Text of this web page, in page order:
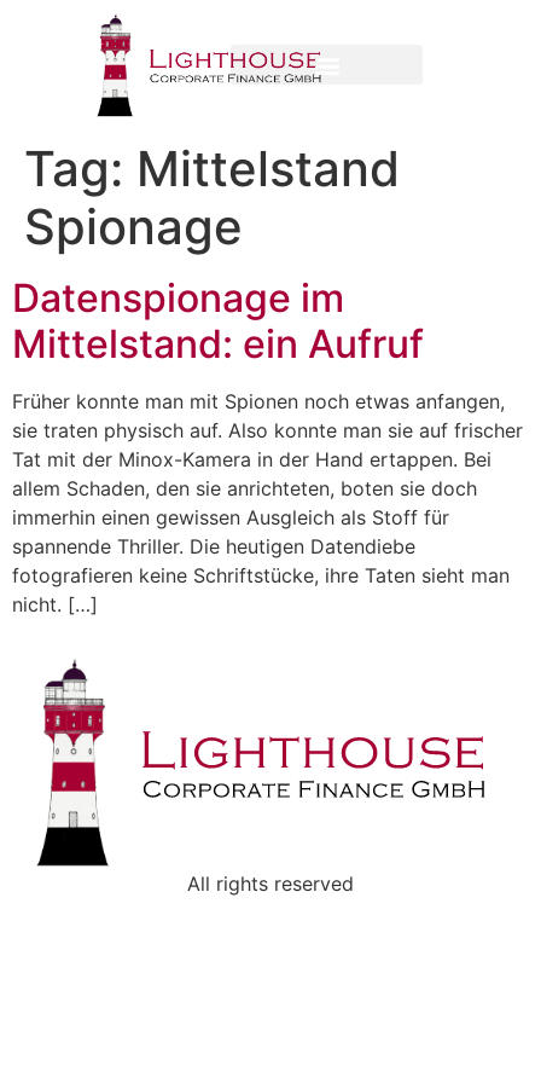
Tag: Mittelstand
Spionage
Datenspionage im
Mittelstand: ein Aufruf
Früher konnte man mit Spionen noch etwas anfangen,
sie traten physisch auf. Also konnte man sie auf frischer
Tat mit der Minox-Kamera in der Hand ertappen. Bei
allem Schaden, den sie anrichteten, boten sie doch
immerhin einen gewissen Ausgleich als Stoff für
spannende Thriller. Die heutigen Datendiebe
fotografieren keine Schriftstücke, ihre Taten sieht man
nicht. […]
All rights reserved